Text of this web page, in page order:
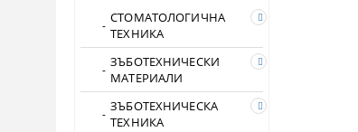
СТОМАТОЛОГИЧНА
ТЕХНИКА
ЗЪБОТЕХНИЧЕСКИ
МАТЕРИАЛИ
ЗЪБОТЕХНИЧЕСКА
ТЕХНИКА